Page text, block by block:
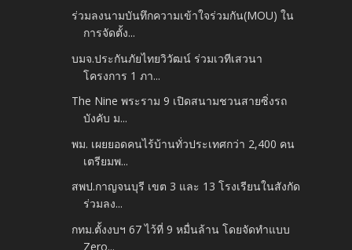
ร่วมลงนามบันทึกความเข้าใจร่วมกัน(MOU) ใน
การจัดตั้ง...
บมจ.ประกันภัยไทยวิวัฒน์ ร่วมเวทีเสวนา
โครงการ 1 ภา...
The Nine พระราม 9 เปิดสนามชวนสายซิ่งรถ
บังคับ ม...
พม. เผยยอดคนไร้บ้านทั่วประเทศกว่า 2,400 คน
เตรียมพ...
สพป.กาญจนบุรี เขต 3 และ 13 โรงเรียนในสังกัด
ร่วมลง...
กทม.ตั้งงบฯ 67 ไว้ที่ 9 หมื่นล้าน โดยจัดทำแบบ
Zero...